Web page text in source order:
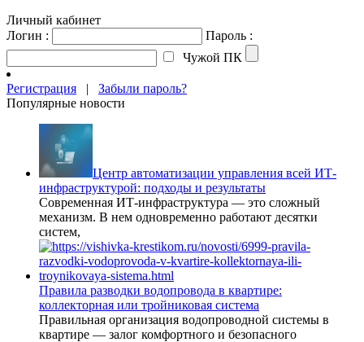
Личный кабинет
Логин :
Пароль :
Чужой ПК
Регистрация | Забыли пароль?
Популярные новости
Центр автоматизации управления всей ИТ-
инфраструктурой: подходы и результаты
Современная ИТ-инфраструктура — это сложный
механизм. В нем одновременно работают десятки
систем,
Правила разводки водопровода в квартире:
коллекторная или тройниковая система
Правильная организация водопроводной системы в
квартире — залог комфортного и безопасного